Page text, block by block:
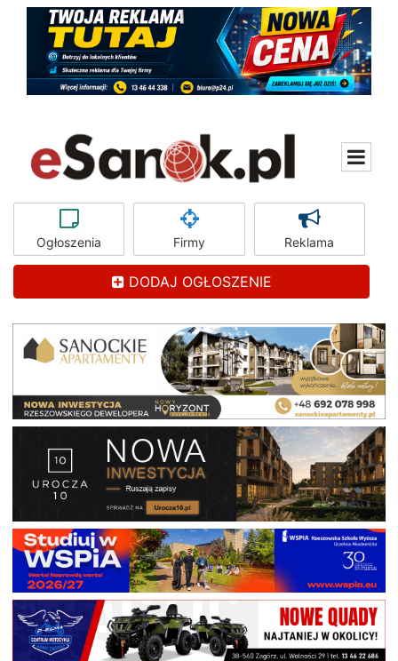
Ogłoszenia Firmy Reklama
DODAJ OGŁOSZENIE